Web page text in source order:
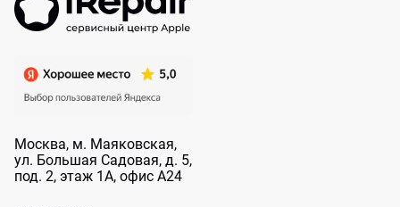
Москва, м. Маяковская,
ул. Большая Садовая, д. 5,
под. 2, этаж 1А, офис А24